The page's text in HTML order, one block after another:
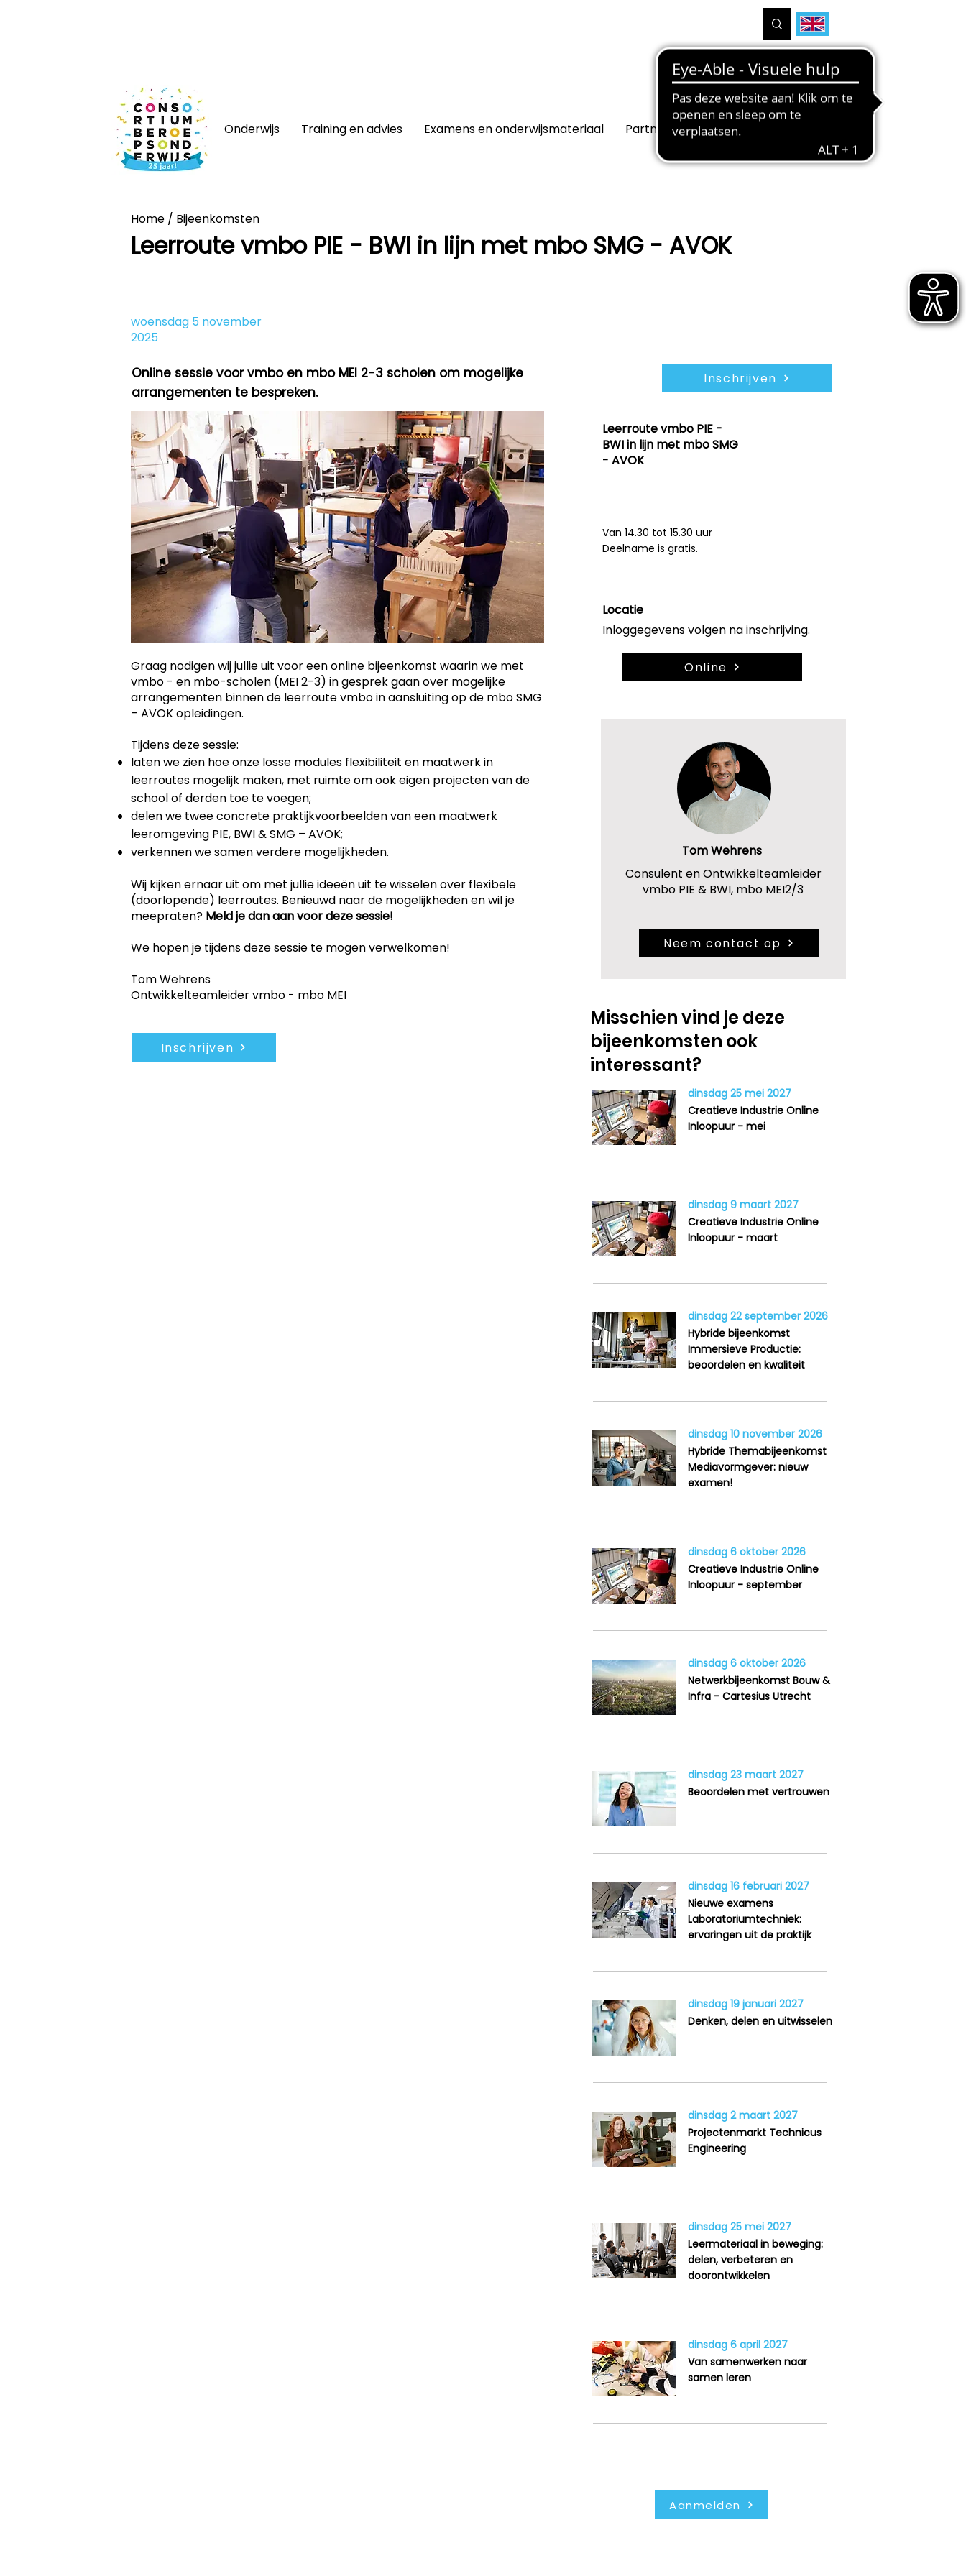
Onderwijs Training en advies Examens en onderwijsmateriaal Partners Projecten
Leerroute vmbo PIE - BWI in lijn met mbo SMG - AVOK
Home / Bijeenkomsten
woensdag 5 november
2025
Online sessie voor vmbo en mbo MEI 2-3 scholen om mogelijke
arrangementen te bespreken.
Graag nodigen wij jullie uit voor een online bijeenkomst waarin we met
vmbo - en mbo-scholen (MEI 2-3) in gesprek gaan over mogelijke
arrangementen binnen de leerroute vmbo in aansluiting op de mbo SMG
– AVOK opleidingen.
Tijdens deze sessie:
laten we zien hoe onze losse modules flexibiliteit en maatwerk in
leerroutes mogelijk maken, met ruimte om ook eigen projecten van de
school of derden toe te voegen;
delen we twee concrete praktijkvoorbeelden van een maatwerk
leeromgeving PIE, BWI & SMG – AVOK;
verkennen we samen verdere mogelijkheden.
Wij kijken ernaar uit om met jullie ideeën uit te wisselen over flexibele
(doorlopende) leerroutes. Benieuwd naar de mogelijkheden en wil je
meepraten? Meld je dan aan voor deze sessie!
We hopen je tijdens deze sessie te mogen verwelkomen!
Tom Wehrens
Ontwikkelteamleider vmbo - mbo MEI
Inschrijven
Inschrijven
Leerroute vmbo PIE -
BWI in lijn met mbo SMG
- AVOK
Van 14.30 tot 15.30 uur
Deelname is gratis.
Locatie
Inloggegevens volgen na inschrijving.
Online
Tom Wehrens
Consulent en Ontwikkelteamleider
vmbo PIE & BWI, mbo MEI2/3
Neem contact op
Misschien vind je deze
bijeenkomsten ook
interessant?
dinsdag 25 mei 2027
Creatieve Industrie Online
Inloopuur - mei
dinsdag 9 maart 2027
Creatieve Industrie Online
Inloopuur - maart
dinsdag 22 september 2026
Hybride bijeenkomst
Immersieve Productie:
beoordelen en kwaliteit
dinsdag 10 november 2026
Hybride Themabijeenkomst
Mediavormgever: nieuw
examen!
dinsdag 6 oktober 2026
Creatieve Industrie Online
Inloopuur - september
dinsdag 6 oktober 2026
Netwerkbijeenkomst Bouw &
Infra - Cartesius Utrecht
dinsdag 23 maart 2027
Beoordelen met vertrouwen
dinsdag 16 februari 2027
Nieuwe examens
Laboratoriumtechniek:
ervaringen uit de praktijk
dinsdag 19 januari 2027
Denken, delen en uitwisselen
dinsdag 2 maart 2027
Projectenmarkt Technicus
Engineering
dinsdag 25 mei 2027
Leermateriaal in beweging:
delen, verbeteren en
doorontwikkelen
dinsdag 6 april 2027
Van samenwerken naar
samen leren
Aanmelden